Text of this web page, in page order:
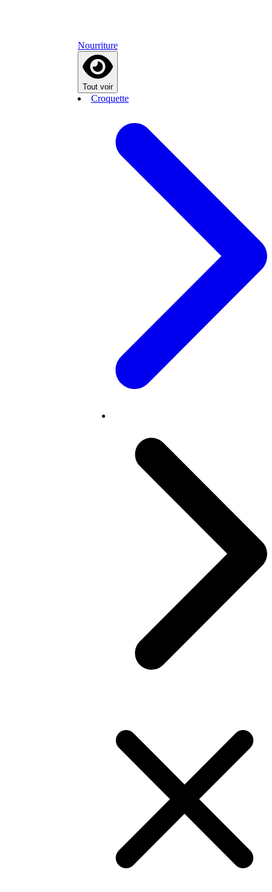
Nourriture
Tout voir
Croquette